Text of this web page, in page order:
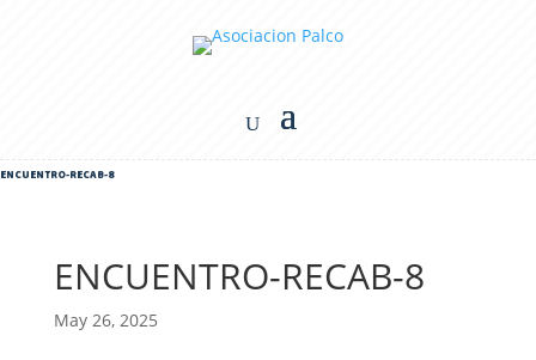
ENCUENTRO-RECAB-8
ENCUENTRO-RECAB-8
May 26, 2025